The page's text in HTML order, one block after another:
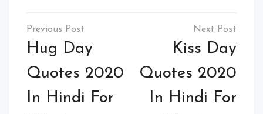
Post
navigation
Hug Day
Quotes 2020
In Hindi For
Kiss Day
Quotes 2020
In Hindi For